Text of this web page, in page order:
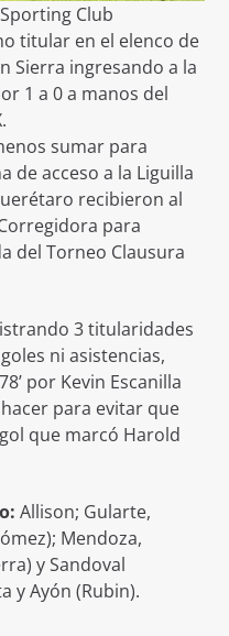
Club
titular en el elenco de
Sierra ingresando a la
1 a 0 a manos del
sumar para
de acceso a la Liguilla
recibieron al
para
del Torneo Clausura
3 titularidades
ni asistencias,
por Kevin Escanilla
para evitar que
que marcó Harold
Allison; Gularte,
Mendoza,
y Sandoval
y Ayón (Rubin).